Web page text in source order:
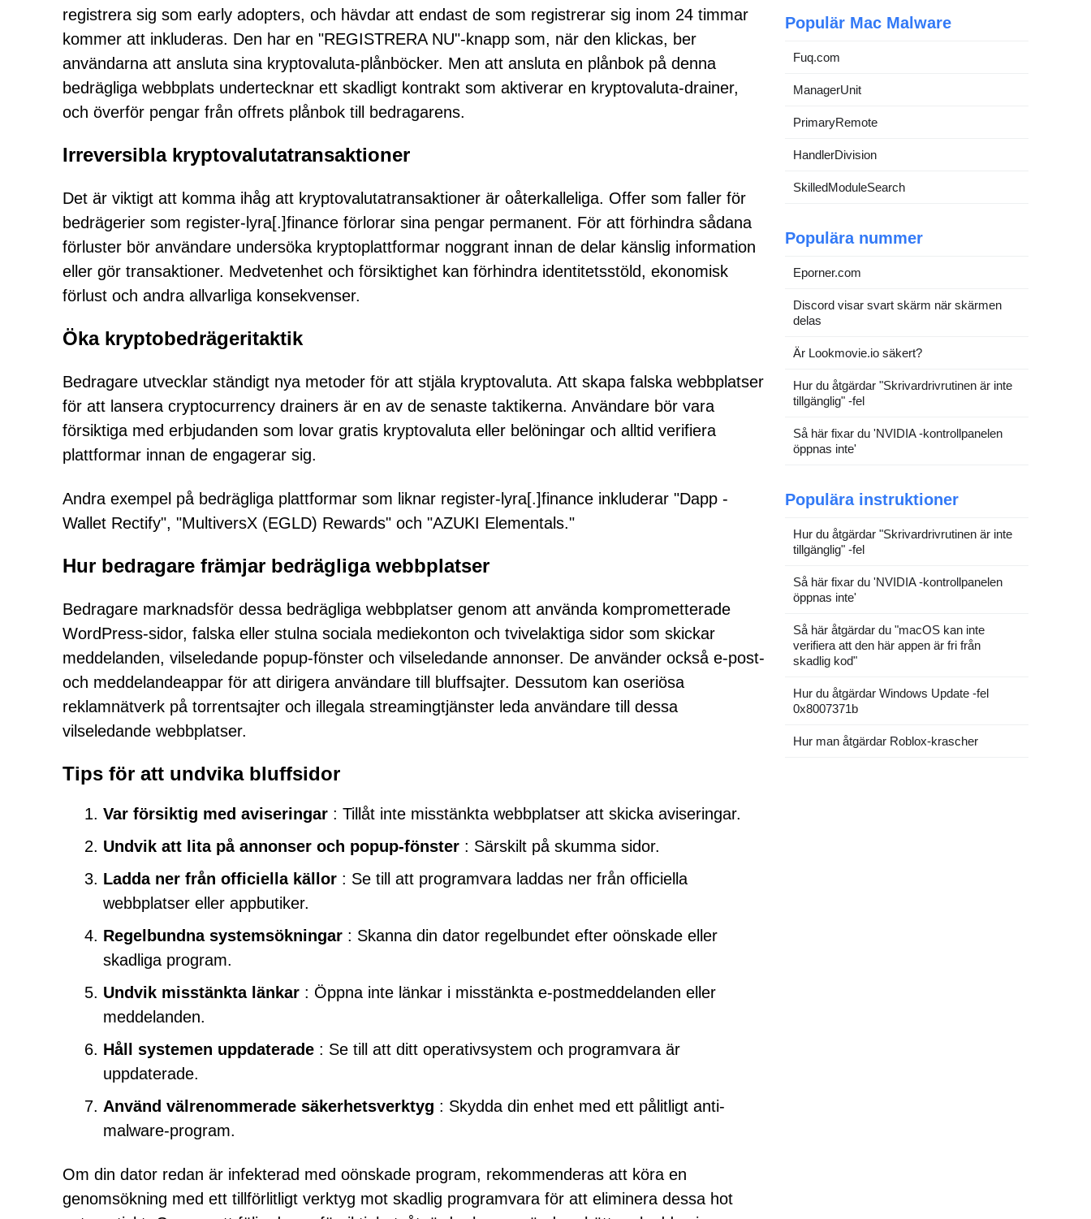
registrera sig som early adopters, och hävdar att endast de som registrerar sig inom 24 timmar
kommer att inkluderas. Den har en "REGISTRERA NU"-knapp som, när den klickas, ber
användarna att ansluta sina kryptovaluta-plånböcker. Men att ansluta en plånbok på denna
bedrägliga webbplats undertecknar ett skadligt kontrakt som aktiverar en kryptovaluta-drainer,
och överför pengar från offrets plånbok till bedragarens.
Irreversibla kryptovalutatransaktioner
Det är viktigt att komma ihåg att kryptovalutatransaktioner är oåterkalleliga. Offer som faller för
bedrägerier som register-lyra[.]finance förlorar sina pengar permanent. För att förhindra sådana
förluster bör användare undersöka kryptoplattformar noggrant innan de delar känslig information
eller gör transaktioner. Medvetenhet och försiktighet kan förhindra identitetsstöld, ekonomisk
förlust och andra allvarliga konsekvenser.
Öka kryptobedrägeritaktik
Bedragare utvecklar ständigt nya metoder för att stjäla kryptovaluta. Att skapa falska webbplatser
för att lansera cryptocurrency drainers är en av de senaste taktikerna. Användare bör vara
försiktiga med erbjudanden som lovar gratis kryptovaluta eller belöningar och alltid verifiera
plattformar innan de engagerar sig.
Andra exempel på bedrägliga plattformar som liknar register-lyra[.]finance inkluderar "Dapp -
Wallet Rectify", "MultiversX (EGLD) Rewards" och "AZUKI Elementals."
Hur bedragare främjar bedrägliga webbplatser
Bedragare marknadsför dessa bedrägliga webbplatser genom att använda komprometterade
WordPress-sidor, falska eller stulna sociala mediekonton och tvivelaktiga sidor som skickar
meddelanden, vilseledande popup-fönster och vilseledande annonser. De använder också e-post-
och meddelandeappar för att dirigera användare till bluffsajter. Dessutom kan oseriösa
reklamnätverk på torrentsajter och illegala streamingtjänster leda användare till dessa
vilseledande webbplatser.
Tips för att undvika bluffsidor
Var försiktig med aviseringar : Tillåt inte misstänkta webbplatser att skicka aviseringar.
Undvik att lita på annonser och popup-fönster : Särskilt på skumma sidor.
Ladda ner från officiella källor : Se till att programvara laddas ner från officiella
webbplatser eller appbutiker.
Regelbundna systemsökningar : Skanna din dator regelbundet efter oönskade eller
skadliga program.
Undvik misstänkta länkar : Öppna inte länkar i misstänkta e-postmeddelanden eller
meddelanden.
Håll systemen uppdaterade : Se till att ditt operativsystem och programvara är
uppdaterade.
Använd välrenommerade säkerhetsverktyg : Skydda din enhet med ett pålitligt anti-
malware-program.
Om din dator redan är infekterad med oönskade program, rekommenderas att köra en
genomsökning med ett tillförlitligt verktyg mot skadlig programvara för att eliminera dessa hot
Populär Mac Malware
Fuq.com
ManagerUnit
PrimaryRemote
HandlerDivision
SkilledModuleSearch
Populära nummer
Eporner.com
Discord visar svart skärm när skärmen
delas
Är Lookmovie.io säkert?
Hur du åtgärdar "Skrivardrivrutinen är inte
tillgänglig" -fel
Så här fixar du 'NVIDIA -kontrollpanelen
öppnas inte'
Populära instruktioner
Hur du åtgärdar "Skrivardrivrutinen är inte
tillgänglig" -fel
Så här fixar du 'NVIDIA -kontrollpanelen
öppnas inte'
Så här åtgärdar du "macOS kan inte
verifiera att den här appen är fri från
skadlig kod"
Hur du åtgärdar Windows Update -fel
0x8007371b
Hur man åtgärdar Roblox-krascher